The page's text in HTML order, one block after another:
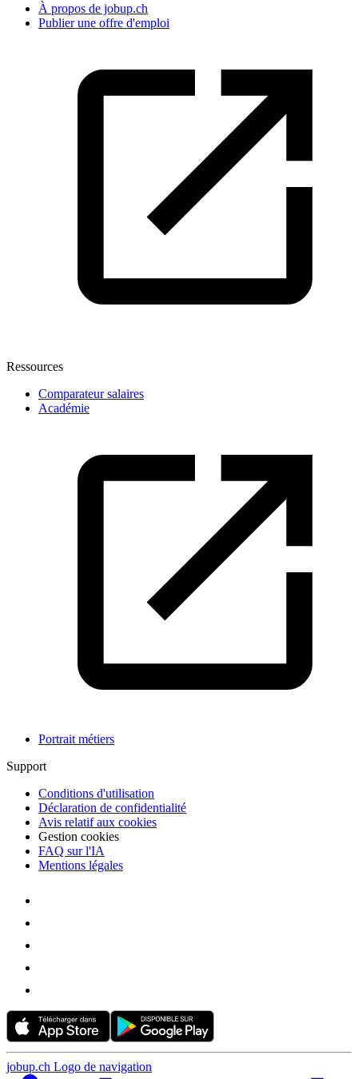
À propos de jobup.ch
Publier une offre d'emploi
Ressources
Comparateur salaires
Académie
Portrait métiers
Support
Conditions d'utilisation
Déclaration de confidentialité
Avis relatif aux cookies
Gestion cookies
FAQ sur l'IA
Mentions légales
jobup.ch Logo de navigation